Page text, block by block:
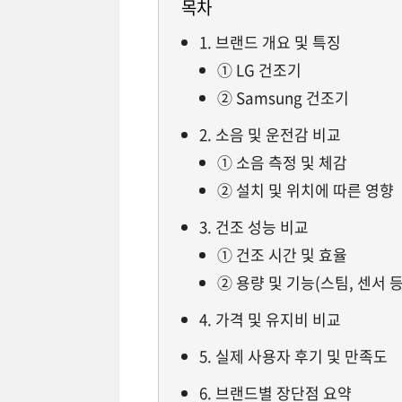
목차
1. 브랜드 개요 및 특징
① LG 건조기
② Samsung 건조기
2. 소음 및 운전감 비교
① 소음 측정 및 체감
② 설치 및 위치에 따른 영향
3. 건조 성능 비교
① 건조 시간 및 효율
② 용량 및 기능(스팀, 센서
4. 가격 및 유지비 비교
5. 실제 사용자 후기 및 만족도
6. 브랜드별 장단점 요약